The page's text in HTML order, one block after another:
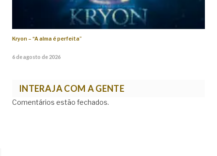
Kryon – “A alma é perfeita”
6 de agosto de 2026
INTERAJA COM A GENTE
Comentários estão fechados.